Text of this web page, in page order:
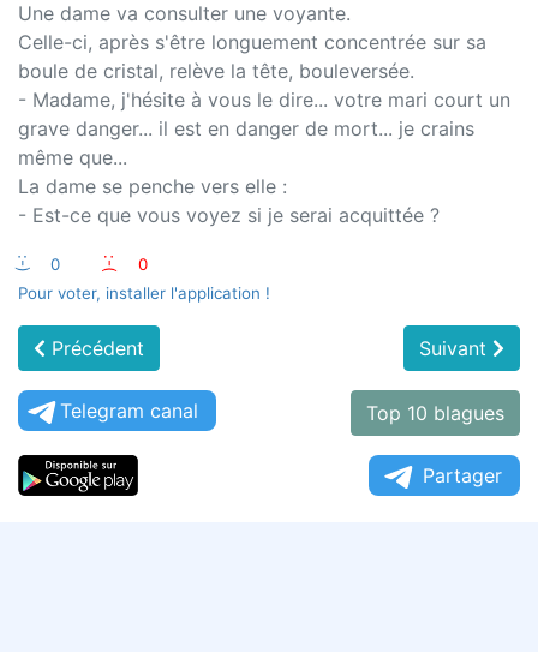
Une dame va consulter une voyante.
Celle-ci, après s'être longuement concentrée sur sa
boule de cristal, relève la tête, bouleversée.
- Madame, j'hésite à vous le dire... votre mari court un
grave danger... il est en danger de mort... je crains
même que...
La dame se penche vers elle :
- Est-ce que vous voyez si je serai acquittée ?
:-) 0 :-(
0
Pour voter, installer l'application !
Précédent Suivant
Telegram canal Top 10 blagues
Partager